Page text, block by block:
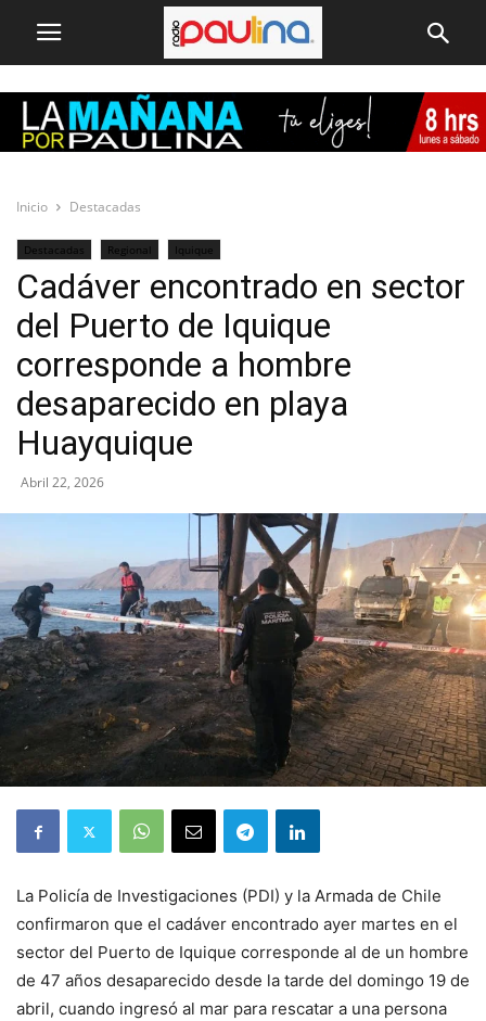
Inicio Destacadas
Destacadas Regional Iquique
Cadáver encontrado en sector
del Puerto de Iquique
corresponde a hombre
desaparecido en playa
Huayquique
Abril 22, 2026
La Policía de Investigaciones (PDI) y la Armada de Chile
confirmaron que el cadáver encontrado ayer martes en el
sector del Puerto de Iquique corresponde al de un hombre
de 47 años desaparecido desde la tarde del domingo 19 de
abril, cuando ingresó al mar para rescatar a una persona